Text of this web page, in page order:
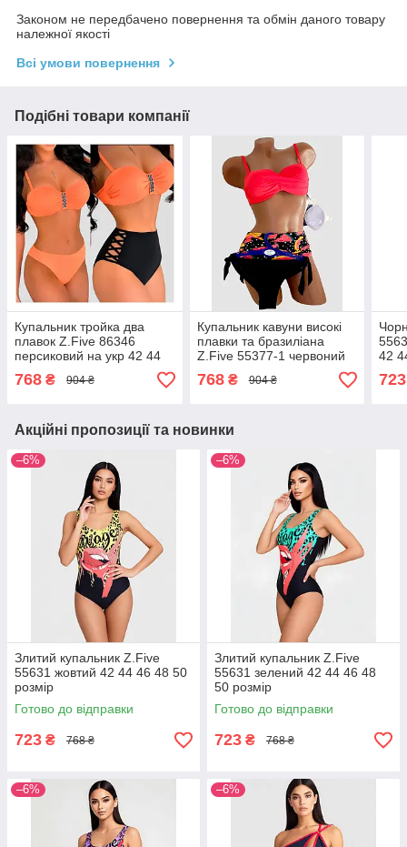
Законом не передбачено повернення та обмін даного товару
належної якості
Всі умови повернення
Подібні товари компанії
Купальник тройка два
плавок Z.Five 86346
персиковий на укр 42 44
768 ₴ 904 ₴
Купальник кавуни високі
плавки та бразиліана
Z.Five 55377-1 червоний
розмір
768₴ 904 ₴
42
723
Акційні пропозиції та новинки
–6%
Злитий купальник Z.Five
55631 жовтий 42 44 46 48 50
розмір
Готово до відправки
723 ₴ 768 ₴
–6%
Злитий купальник Z.Five
55631 зелений 42 44 46 48
50 розмір
Готово до відправки
723 ₴ 768 ₴
–6% –6%